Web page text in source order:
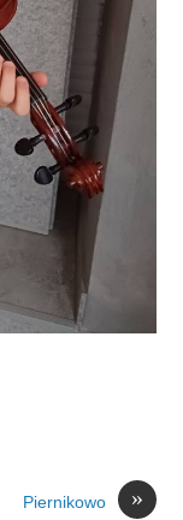
»
Piernikowo